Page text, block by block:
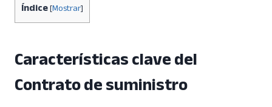
Índice[Mostrar]
Características clave del
Contrato de suministro